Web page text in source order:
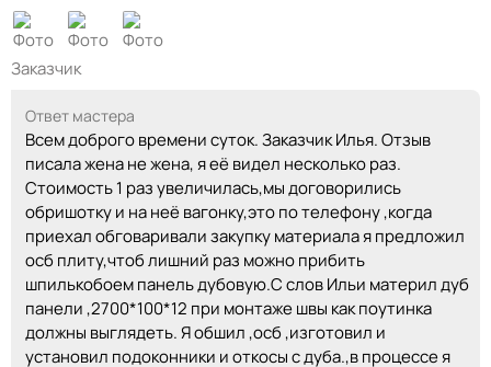
Заказчик
Ответ мастера
Всем доброго времени суток. Заказчик Илья. Отзыв
писала жена не жена, я её видел несколько раз.
Стоимость 1 раз увеличилась,мы договорились
обришотку и на неё вагонку,это по телефону ,когда
приехал обговаривали закупку материала я предложил
осб плиту,чтоб лишний раз можно прибить
шпилькобоем панель дубовую.С слов Ильи материл дуб
панели ,2700*100*12 при монтаже швы как поутинка
должны выглядеть. Я обшил ,осб ,изготовил и
установил подоконники и откосы с дуба.,в процессе я